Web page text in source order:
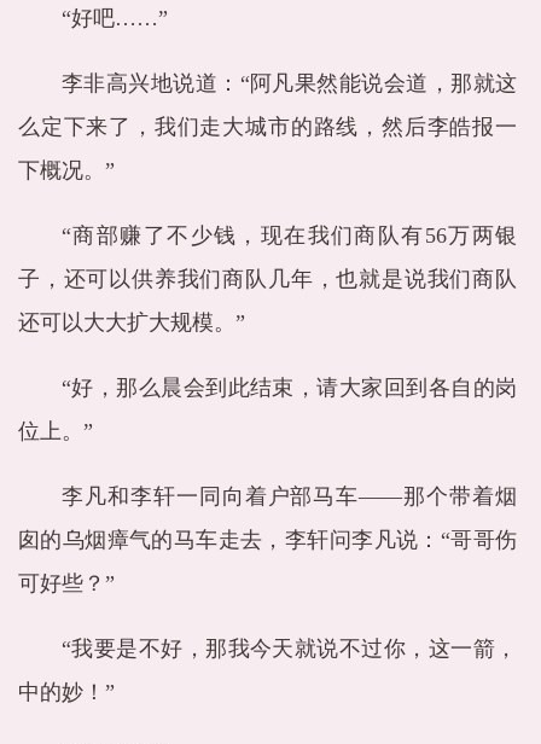
“好吧……”
李非高兴地说道：“阿凡果然能说会道，那就这
么定下来了，我们走大城市的路线，然后李皓报一
下概况。”
“商部赚了不少钱，现在我们商队有56万两银
子，还可以供养我们商队几年，也就是说我们商队
还可以大大扩大规模。”
“好，那么晨会到此结束，请大家回到各自的岗
位上。”
李凡和李轩一同向着户部马车——那个带着烟
囱的乌烟瘴气的马车走去，李轩问李凡说：“哥哥伤
可好些？”
“我要是不好，那我今天就说不过你，这一箭，
中的妙！”